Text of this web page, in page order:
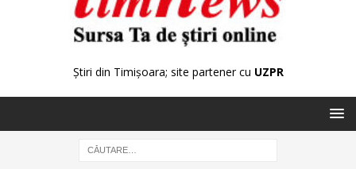
Știri din Timișoara; site partener cu UZPR